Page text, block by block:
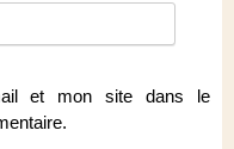
et mon site dans le